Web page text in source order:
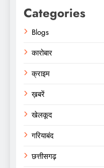
Categories
Blogs
कारोबार
क्राइम
ख़बरें
खेलकूद
गरियाबंद
छत्तीसगढ़